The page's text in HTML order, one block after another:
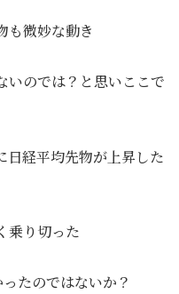
も微妙な動き
いのでは？と思いここで
日経平均先物が上昇した
乗り切った
たのではないか？